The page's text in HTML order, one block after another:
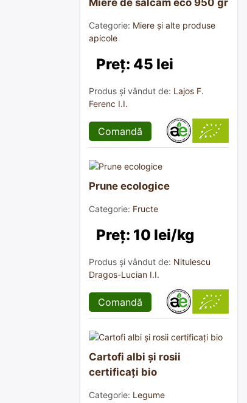
Miere de salcâm eco 950 gr
Categorie: Miere și alte produse
apicole
Preț: 45 lei
Produs și vândut de: Lajos F.
Ferenc I.I.
Comandă
Prune ecologice
Categorie: Fructe
Preț: 10 lei/kg
Produs și vândut de: Nitulescu
Dragos-Lucian I.I.
Comandă
Cartofi albi și rosii
certificați bio
Categorie: Legume